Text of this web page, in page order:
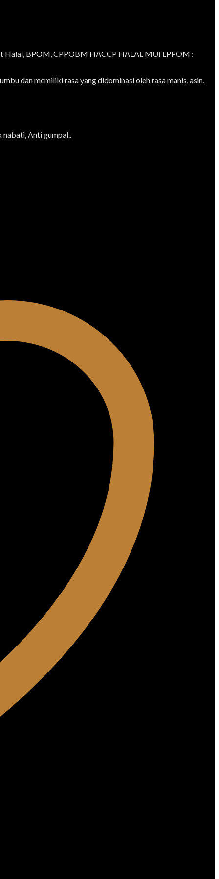
Halal, BPOM, CPPOBM HACCP HALAL MUI LPPOM :
dan memiliki rasa yang didominasi oleh rasa manis, asin,
Anti gumpal..